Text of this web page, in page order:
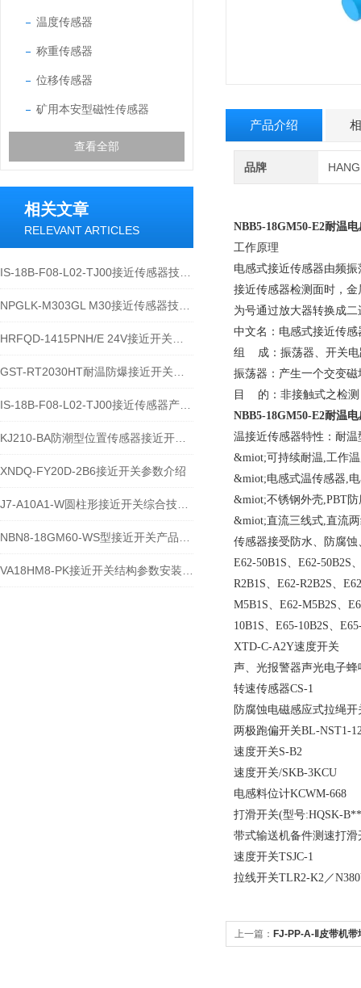
温度传感器
称重传感器
位移传感器
矿用本安型磁性传感器
查看全部
相关文章
RELEVANT ARTICLES
XNDQ-FY20D-2B6接近开关参数介绍
产品介绍
品牌
NBB5-18GM50-E2耐温
工作原理
电感式接近传感器由频
接近传感器检测面时，
为号通过放大器转换成
中文名：电感式接近传感
组 成：振荡器、开关电
振荡器：产生一个交变磁
目 的：非接触式之检测
NBB5-18GM50-E2耐温
温接近传感器特性：耐
&miot;可持续耐温,工作
&miot;电感式温传感器,
&miot;不锈钢外壳,PBT
&miot;直流三线式,直流
传感器接受防水、防腐
E62-50B1S、E62-50B2S
R2B1S、E62-R2B2S、
M5B1S、E62-M5B2S、
10B1S、E65-10B2S、
XTD-C-A2Y速度开关
声、光报警器声光电子蜂
转速传感器CS-1
防腐蚀电磁感应式拉绳
两极跑偏开关BL-NST1-
速度开关S-B2
速度开关/SKB-3KCU
电感料位计KCWM-668
打滑开关(型号:HQSK-
带式输送机备件测速打滑
速度开关TSJC-1
拉线开关TLR2-K2／
上一篇： FJ-PP-A-Ⅱ皮带机